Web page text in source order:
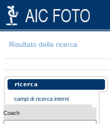
Risultato della ricerca
campi di ricerca interni
Coach